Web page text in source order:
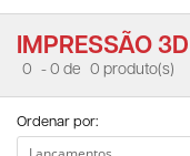
IMPRESSÃO
0 - 0 de 0 produto(s)
Ordenar por: